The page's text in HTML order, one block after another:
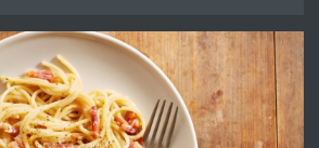
преди 10 месеца
Професионална броячна машина -